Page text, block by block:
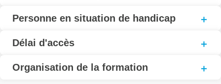
Personne en situation de handicap
Délai d'accès
Organisation de la formation